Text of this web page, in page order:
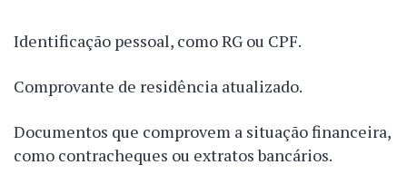
Identificação pessoal, como RG ou CPF.
Comprovante de residência atualizado.
Documentos que comprovem a situação financeira,
como contracheques ou extratos bancários.